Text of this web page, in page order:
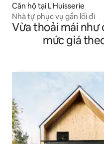
Căn hộ tại L'Huisserie
Nhà tự phục vụ gần lối đi
Vừa thoải mái như
mức giá